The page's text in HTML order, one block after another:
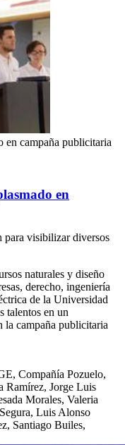
en campaña publicitaria
en
para visibilizar diversos
naturales y diseño
derecho, ingeniería
de la Universidad
talentos en un
la campaña publicitaria
Compañía Pozuelo,
Ramírez, Jorge Luis
Morales, Valeria
Luis Alonso
Santiago Builes,